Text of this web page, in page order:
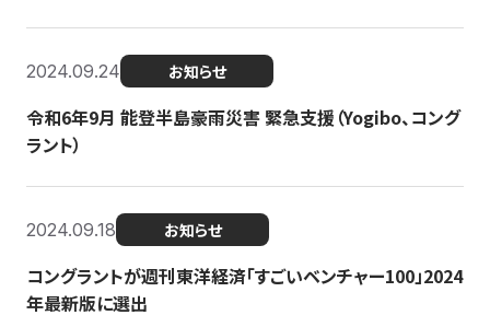
2024.09.24 お知らせ
令和6年9月 能登半島豪雨災害 緊急支援（Yogibo、コング
ラント）
2024.09.18 お知らせ
コングラントが週刊東洋経済「すごいベンチャー100」2024
年最新版に選出